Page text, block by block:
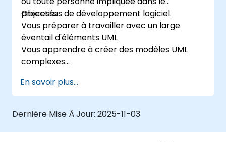
processus de développement logiciel.
Objectifs :
Vous préparer à travailler avec un large
éventail d'éléments UML
Vous apprendre à créer des modèles UML
complexes
qualifié d'une équipe de développement UML.
En savoir plus...
Dernière Mise À Jour: 2025-11-03